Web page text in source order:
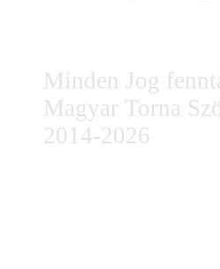
Minden Jog
Magyar Torna
2014-2026